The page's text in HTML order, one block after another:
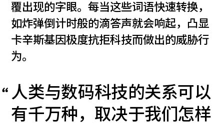
覆出现的字眼。每当这些词语快速转换，
如炸弹倒计时般的滴答声就会响起，凸显
卡辛斯基因极度抗拒科技而做出的威胁行
为。
人类与数码科技的关系可以
有千万种，取决于我们怎样